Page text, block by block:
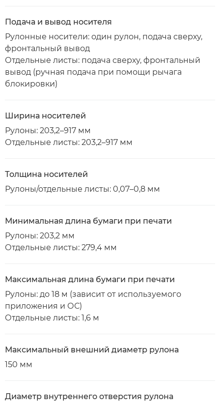
Подача и вывод носителя
Рулонные носители: один рулон, подача сверху,
фронтальный вывод
Отдельные листы: подача сверху, фронтальный
вывод (ручная подача при помощи рычага
блокировки)
Ширина носителей
Рулоны: 203,2–917 мм
Отдельные листы: 203,2–917 мм
Толщина носителей
Рулоны/отдельные листы: 0,07–0,8 мм
Минимальная длина бумаги при печати
Рулоны: 203,2 мм
Отдельные листы: 279,4 мм
Максимальная длина бумаги при печати
Рулоны: до 18 м (зависит от используемого
приложения и ОС)
Отдельные листы: 1,6 м
Максимальный внешний диаметр рулона
150 мм
Диаметр внутреннего отверстия рулона